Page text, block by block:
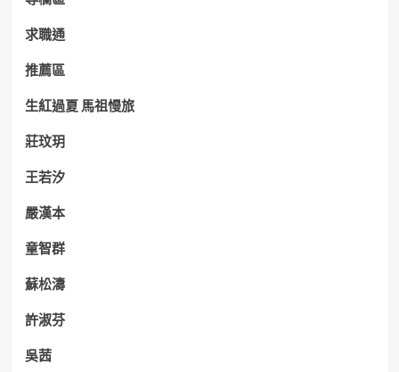
求職通
推薦區
生紅過夏 馬祖慢旅
莊玟玥
王若汐
嚴漢本
童智群
蘇松濤
許淑芬
吳茜